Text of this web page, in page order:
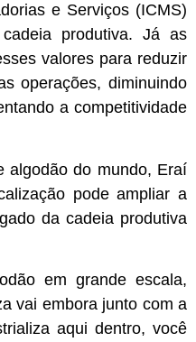
e Serviços (ICMS)
produtiva. Já as
valores para reduzir
operações, diminuindo
a competitividade
algodão do mundo, Eraí
pode ampliar a
da cadeia produtiva
em grande escala,
vai embora junto com a
aqui dentro, você